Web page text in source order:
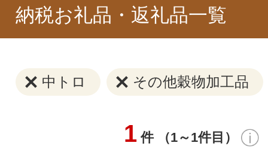
納税お礼品・返礼品一覧
中トロ その他穀物加工品
1 件 （1～1件目）